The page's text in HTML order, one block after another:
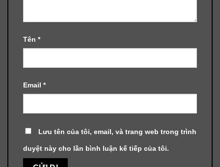
Tên *
Email *
Lưu tên của tôi, email, và trang web trong trình
duyệt này cho lần bình luận kế tiếp của tôi.